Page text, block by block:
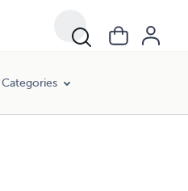
Categories